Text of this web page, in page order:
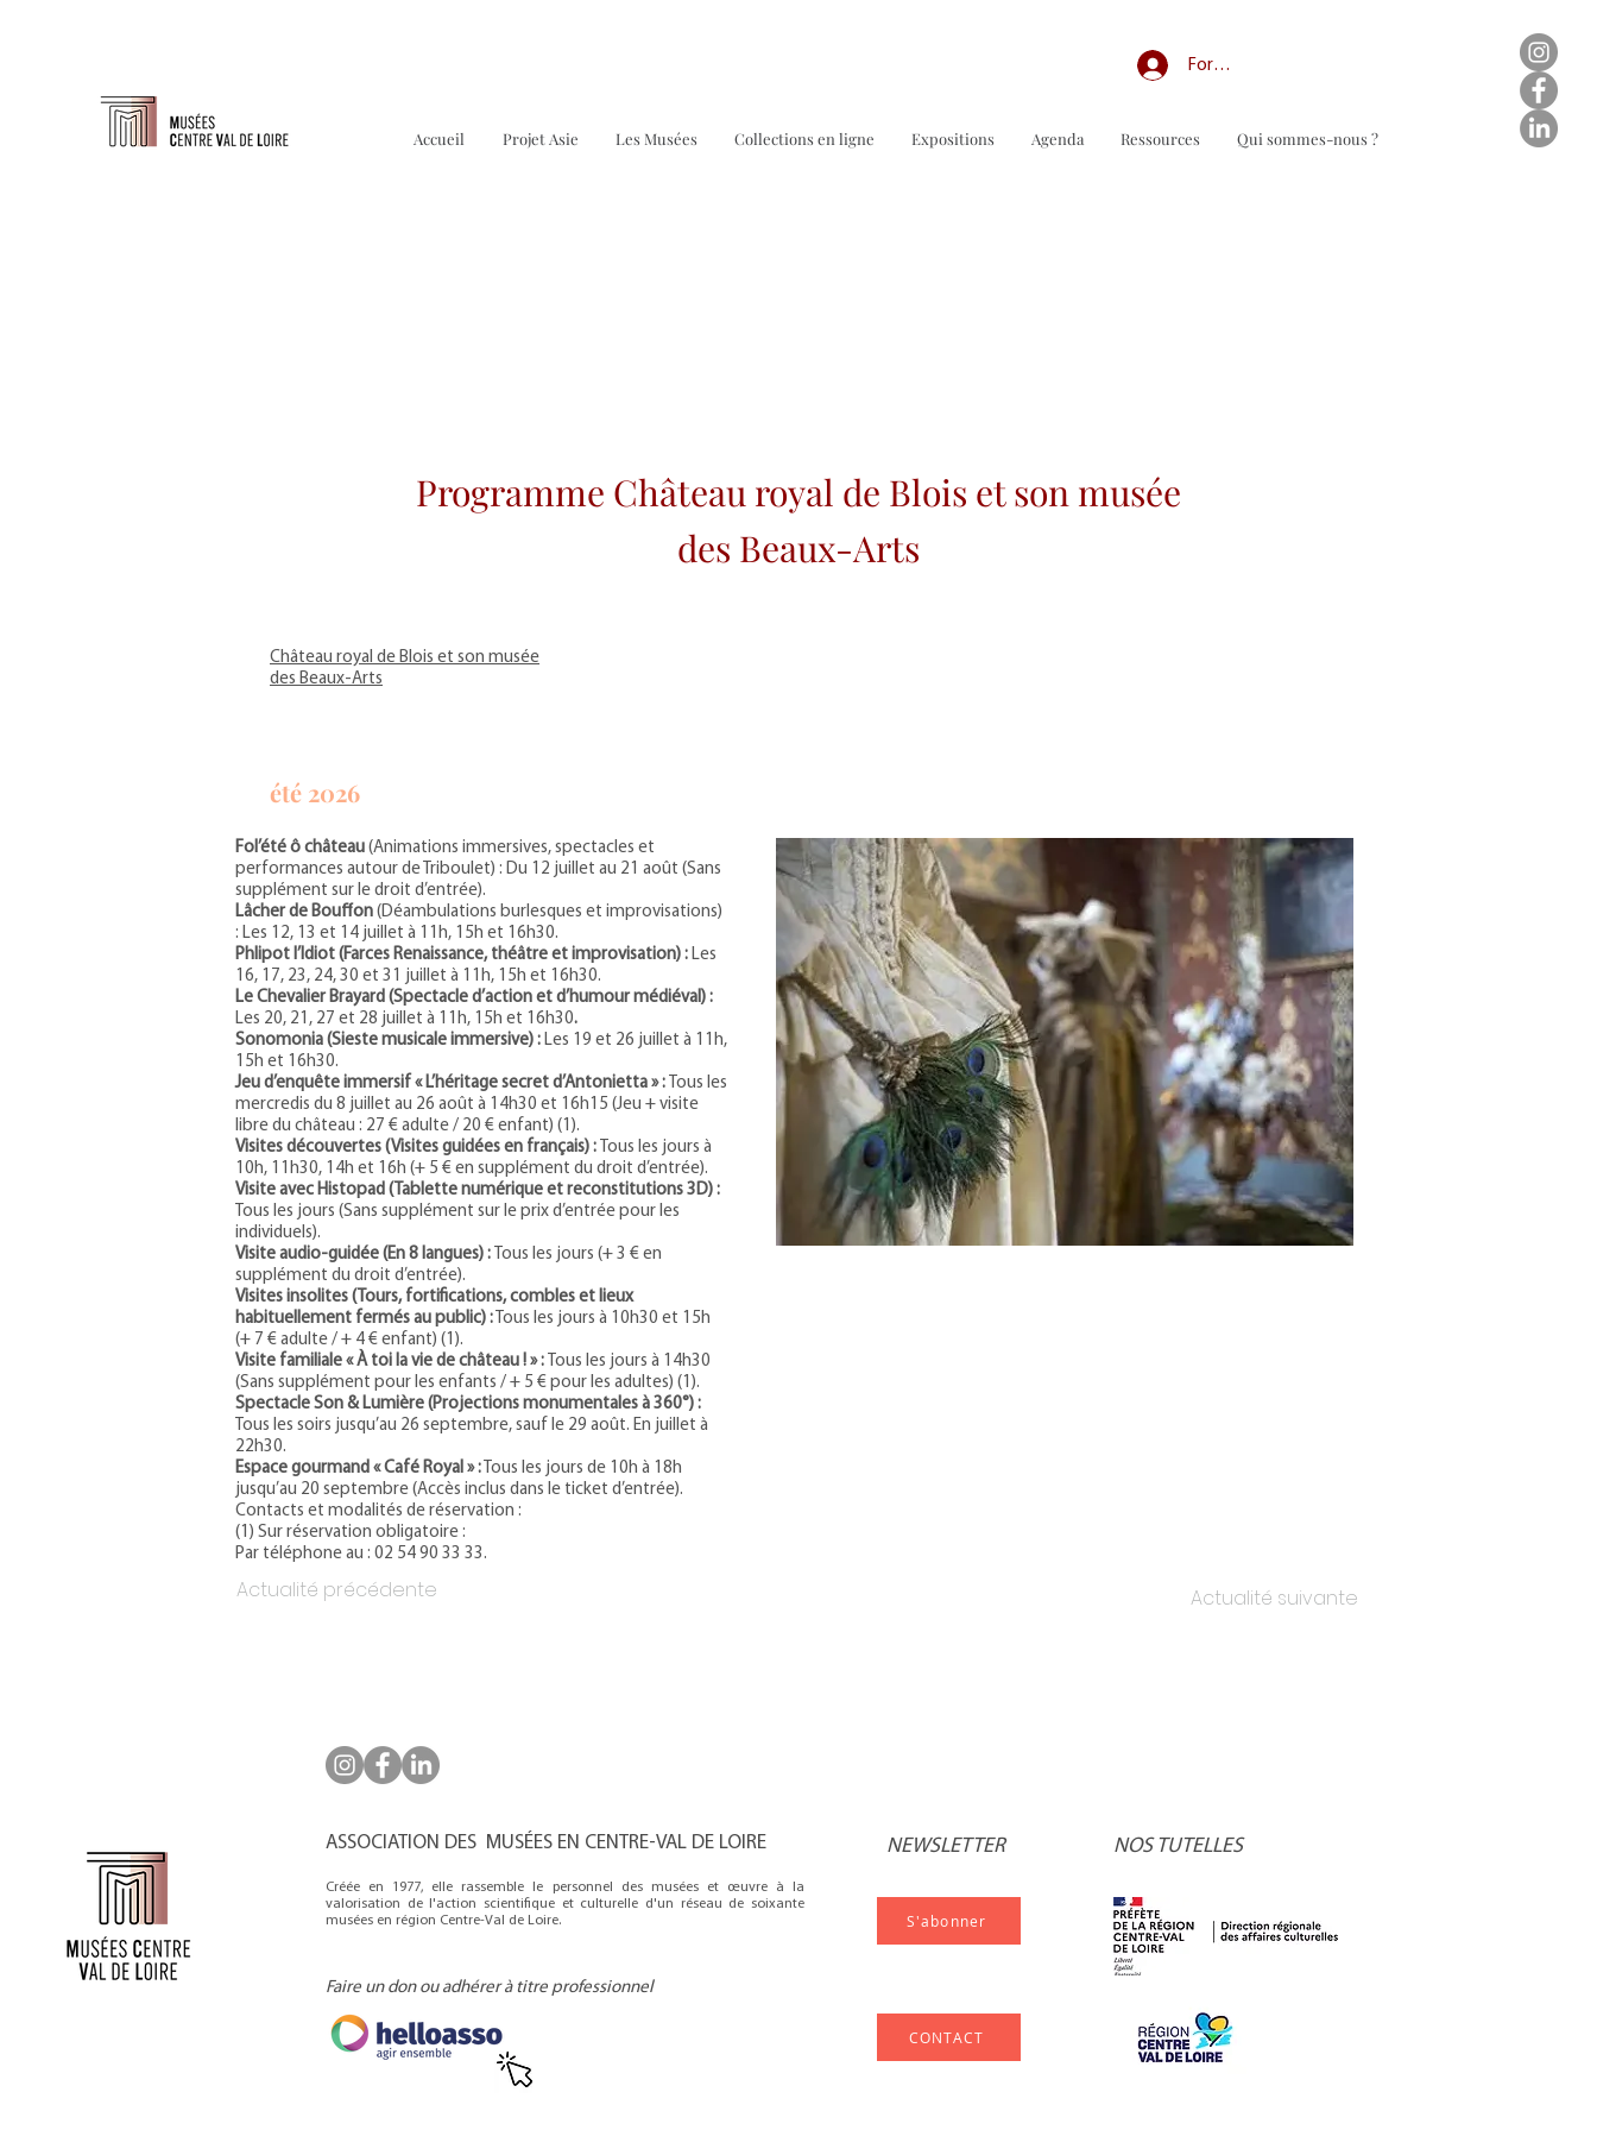
Forum professionnel/My Groups
Accueil Projet Asie Les Musées Collections en ligne Expositions Agenda Ressources Qui sommes-nous ?
Programme Château royal de Blois et son musée
des Beaux-Arts
Château royal de Blois et son musée
des Beaux-Arts
été 2026
Fol’été ô château (Animations immersives, spectacles et
performances autour de Triboulet) : Du 12 juillet au 21 août (Sans
supplément sur le droit d’entrée).
Lâcher de Bouffon (Déambulations burlesques et improvisations)
: Les 12, 13 et 14 juillet à 11h, 15h et 16h30.
Phlipot l’Idiot (Farces Renaissance, théâtre et improvisation) : Les
16, 17, 23, 24, 30 et 31 juillet à 11h, 15h et 16h30.
Le Chevalier Brayard (Spectacle d’action et d’humour médiéval) :
Les 20, 21, 27 et 28 juillet à 11h, 15h et 16h30.
Sonomonia (Sieste musicale immersive) : Les 19 et 26 juillet à 11h,
15h et 16h30.
Jeu d’enquête immersif « L’héritage secret d’Antonietta » : Tous les
mercredis du 8 juillet au 26 août à 14h30 et 16h15 (Jeu + visite
libre du château : 27 € adulte / 20 € enfant) (1).
Visites découvertes (Visites guidées en français) : Tous les jours à
10h, 11h30, 14h et 16h (+ 5 € en supplément du droit d’entrée).
Visite avec Histopad (Tablette numérique et reconstitutions 3D) :
Tous les jours (Sans supplément sur le prix d’entrée pour les
individuels).
Visite audio-guidée (En 8 langues) : Tous les jours (+ 3 € en
supplément du droit d’entrée).
Visites insolites (Tours, fortifications, combles et lieux
habituellement fermés au public) : Tous les jours à 10h30 et 15h
(+ 7 € adulte / + 4 € enfant) (1).
Visite familiale « À toi la vie de château ! » : Tous les jours à 14h30
(Sans supplément pour les enfants / + 5 € pour les adultes) (1).
Spectacle Son & Lumière (Projections monumentales à 360°) :
Tous les soirs jusqu’au 26 septembre, sauf le 29 août. En juillet à
22h30.
Espace gourmand « Café Royal » : Tous les jours de 10h à 18h
jusqu’au 20 septembre (Accès inclus dans le ticket d’entrée).
Contacts et modalités de réservation :
(1) Sur réservation obligatoire :
Par téléphone au : 02 54 90 33 33.
Actualité précédente Actualité suivante
ASSOCIATION DES MUSÉES EN CENTRE-VAL DE LOIRE
Créée en 1977, elle rassemble le personnel des musées et œuvre à la
valorisation de l'action scientifique et culturelle d'un réseau de soixante
musées en région Centre-Val de Loire.
NEWSLETTER
S'abonner
Faire un don ou adhérer à titre professionnel
CONTACT
NOS TUTELLES